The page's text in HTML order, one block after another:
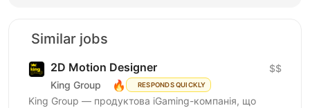
Similar jobs
2D Motion Designer
King Group 🔥 RESPONDS QUICKLY
$$
King Group — продуктова iGaming-компанія, що